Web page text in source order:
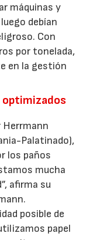
máquinas y
debían
Con
por tonelada,
en la gestión
optimizados
Herrmann
Palatinado),
los paños
mucha
afirma su
posible de
papel